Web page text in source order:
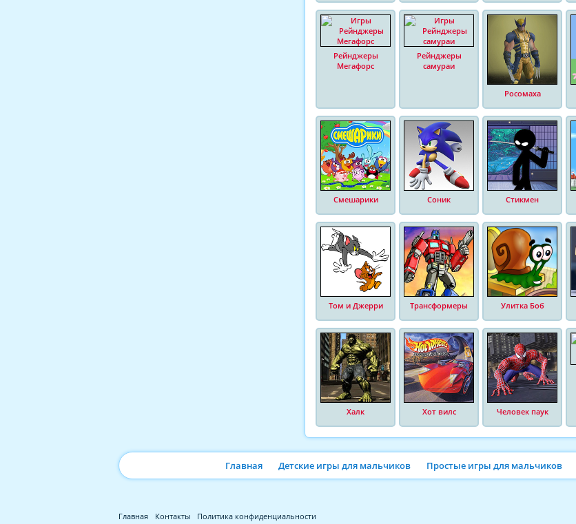
Рейнджеры
Мегафорс
Рейнджеры
самураи
Росомаха
Смешарики Соник Стикмен
Том и Джерри Трансформеры Улитка Боб
Халк Хот вилс Человек паук
Главная Детские игры для мальчиков Простые игры для мальчиков
Главная Контакты Политика конфиденциальности